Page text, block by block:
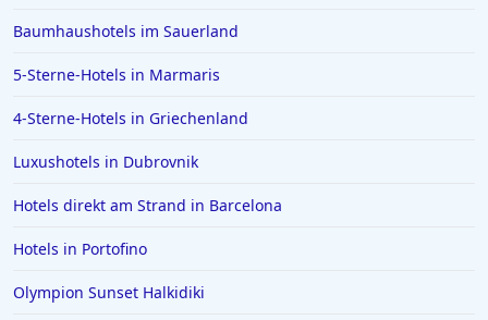
Baumhaushotels im Sauerland
5-Sterne-Hotels in Marmaris
4-Sterne-Hotels in Griechenland
Luxushotels in Dubrovnik
Hotels direkt am Strand in Barcelona
Hotels in Portofino
Olympion Sunset Halkidiki